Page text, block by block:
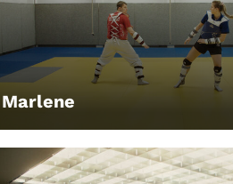
Marlene
LEIHEN